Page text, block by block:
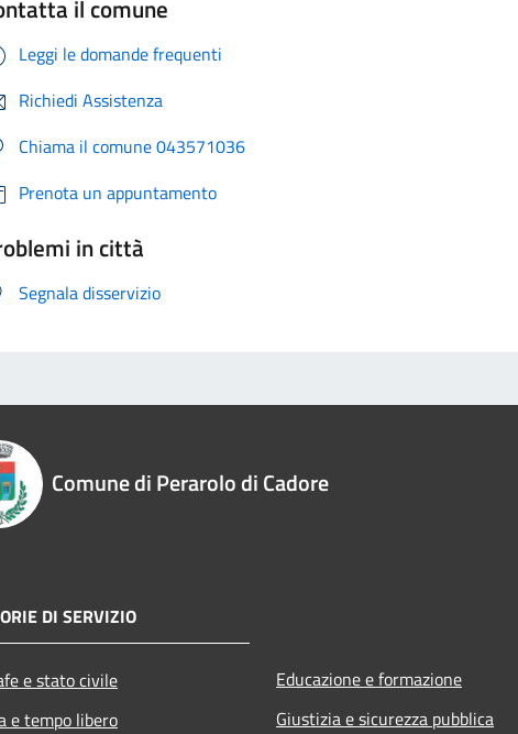
il comune
Leggi le domande frequenti
Richiedi Assistenza
Chiama il comune 043571036
Prenota un appuntamento
in città
Segnala disservizio
Comune di Perarolo di Cadore
DI SERVIZIO
e stato civile
e tempo libero
Educazione e formazione
Giustizia e sicurezza pubblica